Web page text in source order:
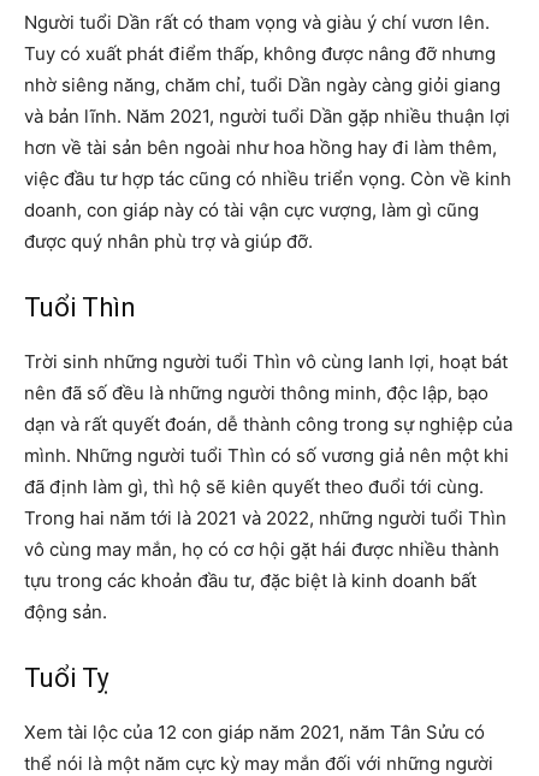
Người tuổi Dần rất có tham vọng và giàu ý chí vươn lên.
Tuy có xuất phát điểm thấp, không được nâng đỡ nhưng
nhờ siêng năng, chăm chỉ, tuổi Dần ngày càng giỏi giang
và bản lĩnh. Năm 2021, người tuổi Dần gặp nhiều thuận lợi
hơn về tài sản bên ngoài như hoa hồng hay đi làm thêm,
việc đầu tư hợp tác cũng có nhiều triển vọng. Còn về kinh
doanh, con giáp này có tài vận cực vượng, làm gì cũng
được quý nhân phù trợ và giúp đỡ.
Tuổi Thìn
Trời sinh những người tuổi Thìn vô cùng lanh lợi, hoạt bát
nên đã số đều là những người thông minh, độc lập, bạo
dạn và rất quyết đoán, dễ thành công trong sự nghiệp của
mình. Những người tuổi Thìn có số vương giả nên một khi
đã định làm gì, thì hộ sẽ kiên quyết theo đuổi tới cùng.
Trong hai năm tới là 2021 và 2022, những người tuổi Thìn
vô cùng may mắn, họ có cơ hội gặt hái được nhiều thành
tựu trong các khoản đầu tư, đặc biệt là kinh doanh bất
động sản.
Tuổi Tỵ
Xem tài lộc của 12 con giáp năm 2021, năm Tân Sửu có
thể nói là một năm cực kỳ may mắn đối với những người